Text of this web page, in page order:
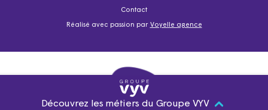
Contact
Réalisé avec passion par Voyelle agence
Découvrez les métiers du Groupe VYV